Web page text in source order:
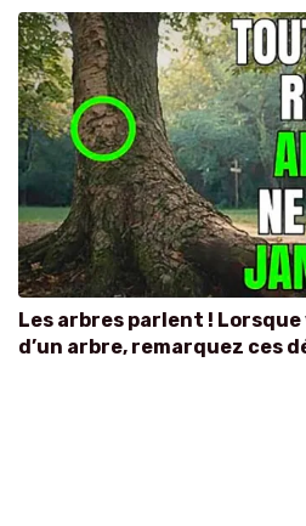
Les arbres parlent !
d’un arbre, remarquez ces